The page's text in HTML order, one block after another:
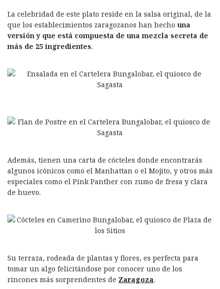
La celebridad de este plato reside en la salsa original, de la
que los establecimientos zaragozanos han hecho una
versión y que está compuesta de una mezcla secreta de
más de 25 ingredientes.
Además, tienen una carta de cócteles donde encontrarás
algunos icónicos como el Manhattan o el Mojito, y otros más
especiales como el Pink Panther con zumo de fresa y clara
de huevo.
Su terraza, rodeada de plantas y flores, es perfecta para
tomar un algo felicitándose por conocer uno de los
rincones más sorprendentes de Zaragoza.